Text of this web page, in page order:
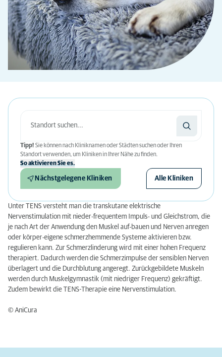
Tipp! Sie können nach Kliniknamen oder Städten suchen oder Ihren
Standort verwenden, um Kliniken in Ihrer Nähe zu finden.
So aktivieren Sie es.
Nächstgelegene Kliniken Alle Kliniken
Unter TENS versteht man die transkutane elektrische
Nervenstimulation mit nieder-frequentem Impuls- und Gleichstrom, die
je nach Art der Anwendung den Muskel auf-bauen und Nerven anregen
oder körper-eigene schmerz­hemmende Systeme aktivieren bzw.
regulieren kann. Zur Schmerzlinderung wird mit einer hohen Frequenz
therapiert. Dadurch werden die Schmerzimpulse der sensiblen Nerven
überlagert und die Durch­blutung an­geregt. Zurückgebildete Muskeln
werden durch Muskelgymnastik (mit niedriger Fre­quenz) gekräftigt.
Zudem bewirkt die TENS-Therapie eine Nervenstimulation.
© AniCura